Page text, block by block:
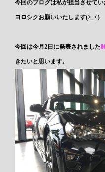
今回のブログは私が担当させてい
ヨロシクお願いいたします(>_<)
今回は今月2日に発表されました
きたいと思います。